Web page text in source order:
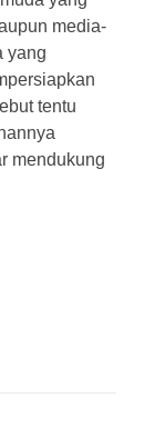
media-
yang
tentu
mendukung